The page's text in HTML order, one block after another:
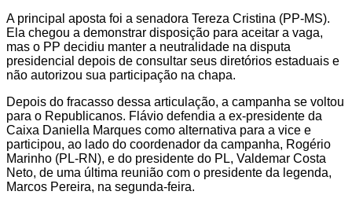
A principal aposta foi a senadora Tereza Cristina (PP-MS).
Ela chegou a demonstrar disposição para aceitar a vaga,
mas o PP decidiu manter a neutralidade na disputa
presidencial depois de consultar seus diretórios estaduais e
não autorizou sua participação na chapa.
Depois do fracasso dessa articulação, a campanha se voltou
para o Republicanos. Flávio defendia a ex-presidente da
Caixa Daniella Marques como alternativa para a vice e
participou, ao lado do coordenador da campanha, Rogério
Marinho (PL-RN), e do presidente do PL, Valdemar Costa
Neto, de uma última reunião com o presidente da legenda,
Marcos Pereira, na segunda-feira.